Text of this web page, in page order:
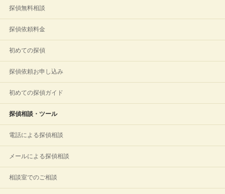
探偵無料相談
探偵依頼料金
初めての探偵
探偵依頼お申し込み
初めての探偵ガイド
探偵相談・ツール
電話による探偵相談
メールによる探偵相談
相談室でのご相談